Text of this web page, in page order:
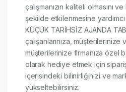
çalışmanızın kaliteli olmasını
şekilde etkilenmesine
KÜÇÜK TARİHSİZ AJANDA
çalışanlarınıza,
müşterilerinize firmanıza özel
olarak hediye etmek için
içerisindeki bilinirliğinizi ve
yükseltebilirsiniz.